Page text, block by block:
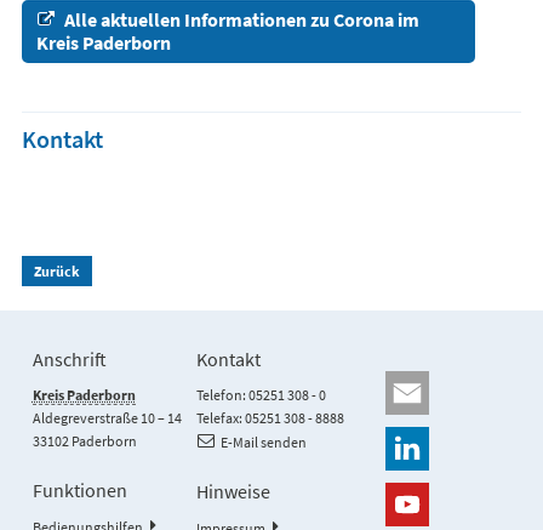
Alle aktuellen Informationen zu Corona im
Kreis Paderborn
Kontakt
Zurück
Anschrift
Kreis Paderborn
Aldegreverstraße 10 – 14
33102 Paderborn
Kontakt
Telefon: 05251 308 - 0
Telefax: 05251 308 - 8888
E-Mail senden
Funktionen Hinweise